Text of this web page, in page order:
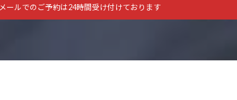
メールでのご予約は24時間受け付けております